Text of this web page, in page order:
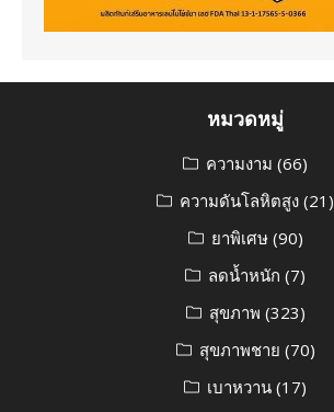
หมวดหมู่
ความงาม (66)
ความดันโลหิตสูง (21)
ยาพิเศษ(90)
ลดน้ำหนัก (7)
สุขภาพ (323)
สุขภาพชาย (70)
เบาหวาน (17)